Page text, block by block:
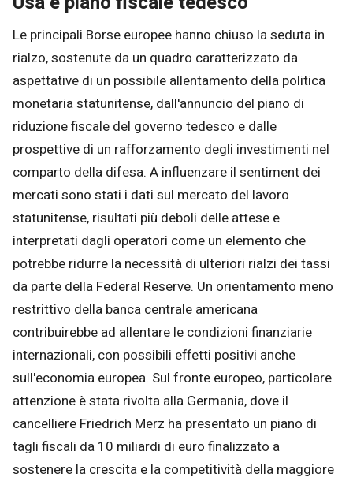
Le principali Borse europee hanno chiuso la seduta in
rialzo, sostenute da un quadro caratterizzato da
aspettative di un possibile allentamento della politica
monetaria statunitense, dall'annuncio del piano di
riduzione fiscale del governo tedesco e dalle
prospettive di un rafforzamento degli investimenti nel
comparto della difesa. A influenzare il sentiment dei
mercati sono stati i dati sul mercato del lavoro
statunitense, risultati più deboli delle attese e
interpretati dagli operatori come un elemento che
potrebbe ridurre la necessità di ulteriori rialzi dei tassi
da parte della Federal Reserve. Un orientamento meno
restrittivo della banca centrale americana
contribuirebbe ad allentare le condizioni finanziarie
internazionali, con possibili effetti positivi anche
sull'economia europea. Sul fronte europeo, particolare
attenzione è stata rivolta alla Germania, dove il
cancelliere Friedrich Merz ha presentato un piano di
tagli fiscali da 10 miliardi di euro finalizzato a
sostenere la crescita e la competitività della maggiore